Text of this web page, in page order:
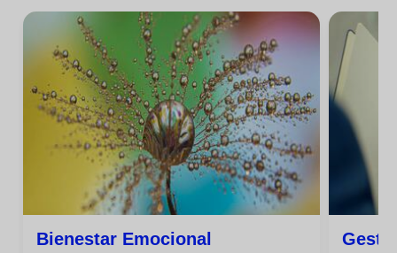
Bienestar Emocional